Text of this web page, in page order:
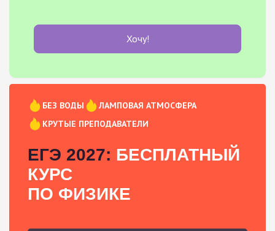
Хочу!
БЕЗ ВОДЫ
ЛАМПОВАЯ АТМОСФЕРА
КРУТЫЕ ПРЕПОДАВАТЕЛИ
ЕГЭ 2027: БЕСПЛАТНЫЙ
КУРС
ПО ФИЗИКЕ